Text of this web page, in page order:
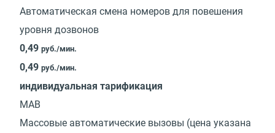
Автоматическая смена номеров для повешения
уровня дозвонов
0,49 руб./мин.
0,49 руб./мин.
индивидуальная тарификация
МАВ
Массовые автоматические вызовы (цена указана